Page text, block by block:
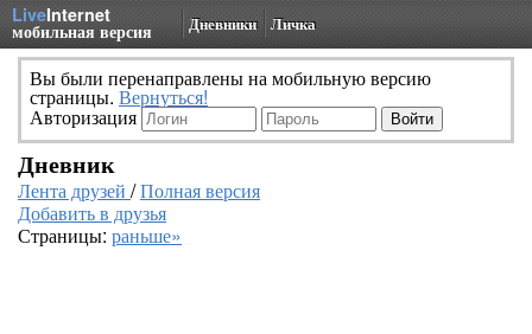
LiveInternet
мобильная версия Дневники Личка
Вы были перенаправлены на мобильную версию
страницы. Вернуться!
Авторизация
Дневник
Лента друзей /Полная версия
Добавить в друзья
Страницы: раньше»